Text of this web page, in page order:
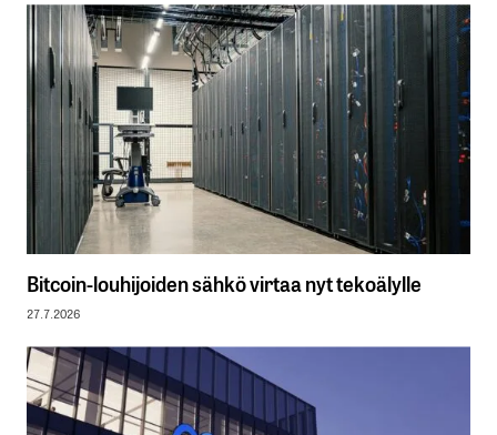
Bitcoin-louhijoiden sähkö virtaa nyt tekoälylle
27.7.2026